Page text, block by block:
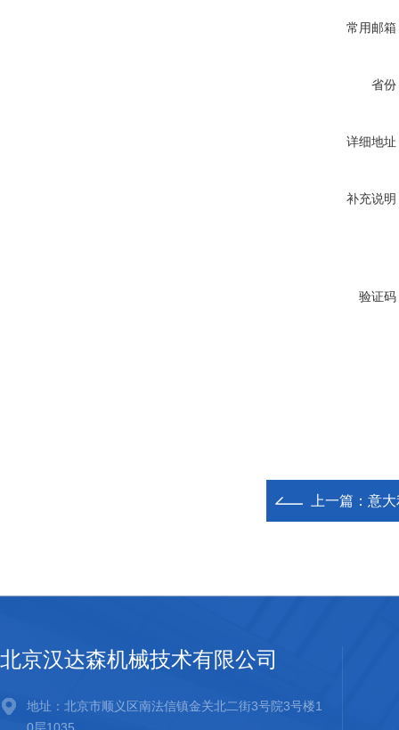
常用邮箱
省份
详细地址
补充说明
验证码
上一篇： 意
北京汉达森机械技术有限公司
地址：北京市顺义区南法信镇金关北二街3号院3号楼1